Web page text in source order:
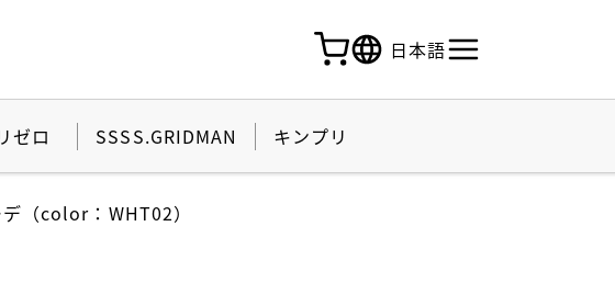
日本語
ゼロ SSSS.GRIDMAN キンプリ
（color：WHT02）